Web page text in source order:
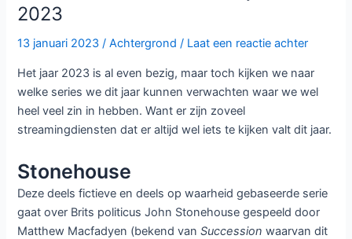
te
Komen
de
kerstsfeer
Komen
2023
13 januari 2023/Achtergrond / Laat een reactie achter
Het jaar 2023 is al even bezig, maar toch kijken we naar
welke series we dit jaar kunnen verwachten waar we wel
heel veel zin in hebben. Want er zijn zoveel
streamingdiensten dat er altijd wel iets te kijken valt dit jaar.
Stonehouse
Deze deels fictieve en deels op waarheid gebaseerde serie
gaat over Brits politicus John Stonehouse gespeeld door
Matthew Macfadyen (bekend vanSuccessionwaarvan dit